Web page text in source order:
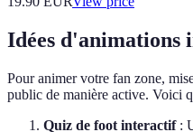
Idées d'animations
Pour animer votre fan zone,
public de manière active. Voici
Quiz de foot interactif: